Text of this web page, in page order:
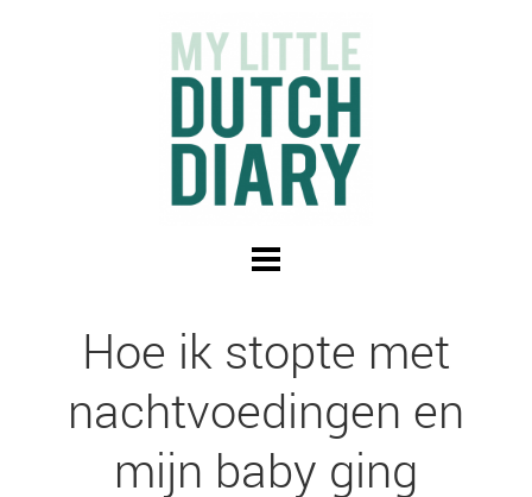
Hoe ik stopte met
nachtvoedingen en
mijn baby ging